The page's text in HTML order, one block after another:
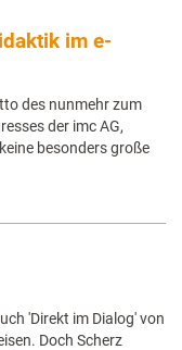
im e-
des nunmehr zum
der imc AG,
besonders große
'Direkt im Dialog' von
Doch Scherz